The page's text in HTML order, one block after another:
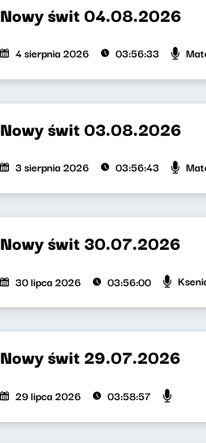
Nowy świt 04.08.2026
4 sierpnia 2026 03:56:33
Nowy świt 03.08.2026
3 sierpnia 2026 03:56:43
Nowy świt 30.07.2026
30 lipca 2026 03:56:00
Nowy świt 29.07.2026
29 lipca 2026 03:58:57